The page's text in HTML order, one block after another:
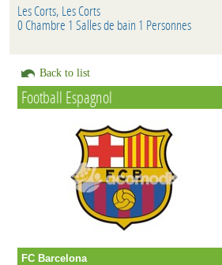
Les Corts, Les Corts
0 Chambre 1 Salles de bain 1 Personnes
Back to list
Football Espagnol
FC Barcelona